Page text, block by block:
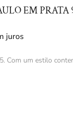
EM PRATA
juros
um estilo